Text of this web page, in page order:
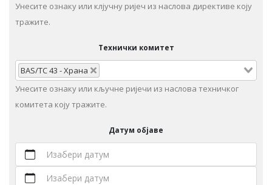
Унесите ознаку или клјучну ријеч из наслова директиве коју
тражите.
Технички комитет
BAS/TC 43 - Храна
Унeситe ознаку или кључне ријечи из наслова техничког
комитета коју тражите.
Датум објаве
Изабери датум
Изабери датум